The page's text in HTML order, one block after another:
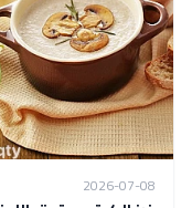
2026-07-08